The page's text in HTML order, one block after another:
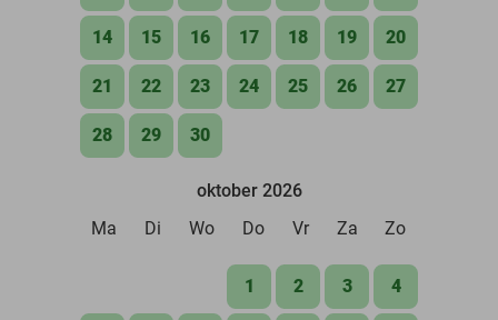
14 15 16 17 18 19 20
21 22 23 24 25 26 27
28 29 30
oktober 2026
Ma
Di Wo Do Vr Za Zo
1 2 3 4